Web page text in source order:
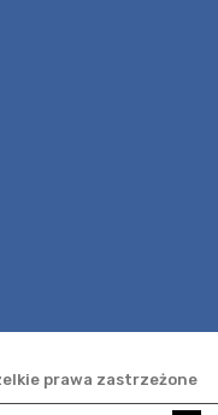
prawa zastrzeżone